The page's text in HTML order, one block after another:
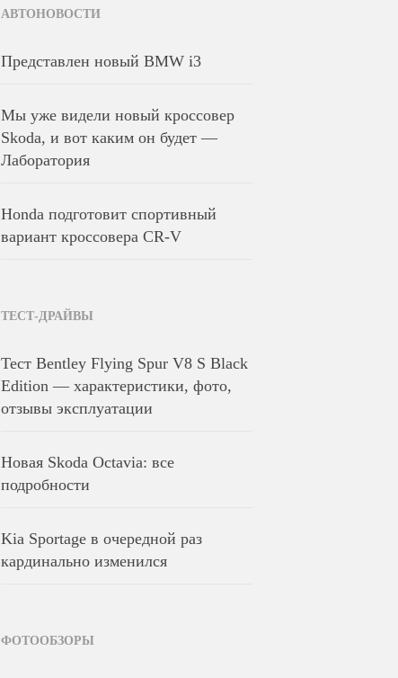
АВТОНОВОСТИ
Представлен новый BMW i3
Мы уже видели новый кроссовер
Skoda, и вот каким он будет —
Лаборатория
Honda подготовит спортивный
вариант кроссовера CR-V
ТЕСТ-ДРАЙВЫ
Тест Bentley Flying Spur V8 S Black
Edition — характеристики, фото,
отзывы эксплуатации
Новая Skoda Octavia: все
подробности
Kia Sportage в очередной раз
кардинально изменился
ФОТООБЗОРЫ